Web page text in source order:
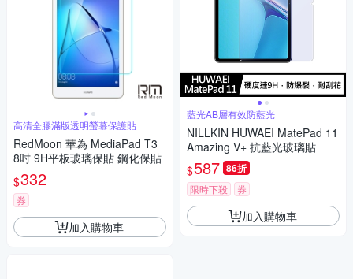
高清全膠滿版透明螢幕保護貼
RedMoon 華為 MediaPad T3
8吋 9H平板玻璃保貼 鋼化保貼
$332
券
加入購物車
藍光AB層有效防藍光
NILLKIN HUWAEI MatePad 11
Amazing V+ 抗藍光玻璃貼
$587 86折
限時下殺 券
加入購物車